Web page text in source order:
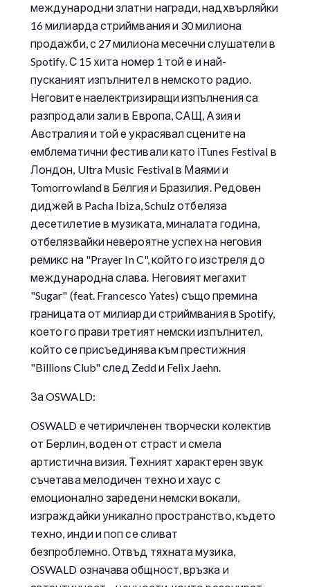
международни златни награди, надхвърляйки
16 милиарда стриймвания и 30 милиона
продажби, с 27 милиона месечни слушатели в
Spotify. С 15 хита номер 1 той е и най-
пусканият изпълнител в немското радио.
Неговите наелектризиращи изпълнения са
разпродали зали в Европа, САЩ, Азия и
Австралия и той е украсявал сцените на
емблематични фестивали като iTunes Festival в
Лондон, Ultra Music Festival в Маями и
Tomorrowland в Белгия и Бразилия. Редовен
диджей в Pacha Ibiza, Schulz отбеляза
десетилетие в музиката, миналата година,
отбелязвайки невероятне успех на неговия
ремикс на "Prayer In C", който го изстреля до
международна слава. Неговият мегахит
"Sugar" (feat. Francesco Yates) също премина
границата от милиарди стриймвания в Spotify,
което го прави третият немски изпълнител,
който се присъединява към престижния
"Billions Club" след Zedd и Felix Jaehn.
За OSWALD:
OSWALD е четиричленен творчески колектив
от Берлин, воден от страст и смела
артистична визия. Техният характерен звук
съчетава мелодичен техно и хаус с
емоционално заредени немски вокали,
изграждайки уникално пространство, където
техно, инди и поп се сливат
безпроблемно. Отвъд тяхната музика,
OSWALD означава общност, връзка и